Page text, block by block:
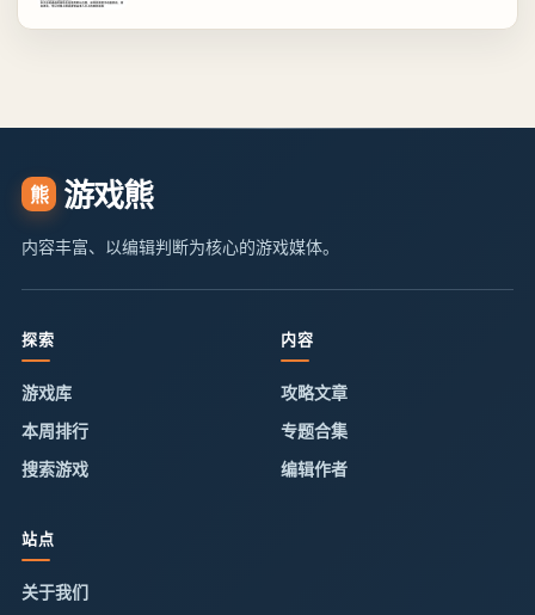
熊 游戏熊
内容丰富、以编辑判断为核心的游戏媒体。
探索
游戏库
本周排行
搜索游戏
内容
攻略文章
专题合集
编辑作者
站点
关于我们